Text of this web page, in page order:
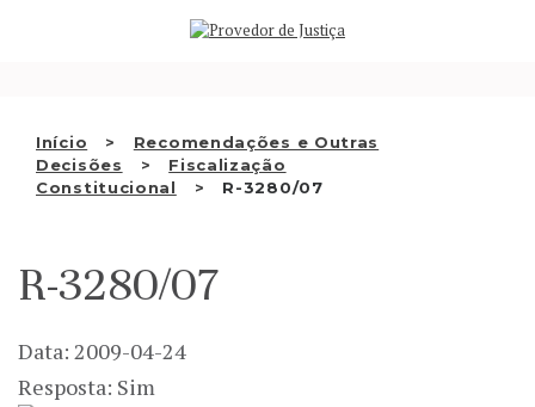
Início
Recomendações e Outras
Decisões
Fiscalização
Constitucional
R-3280/07
QUEM SOMOS
RECOMENDAÇÕES E OUTRAS
DECISÕES
APRESENTAR QUEIXA
PT
R-3280/07
Data: 2009-04-24
Resposta: Sim